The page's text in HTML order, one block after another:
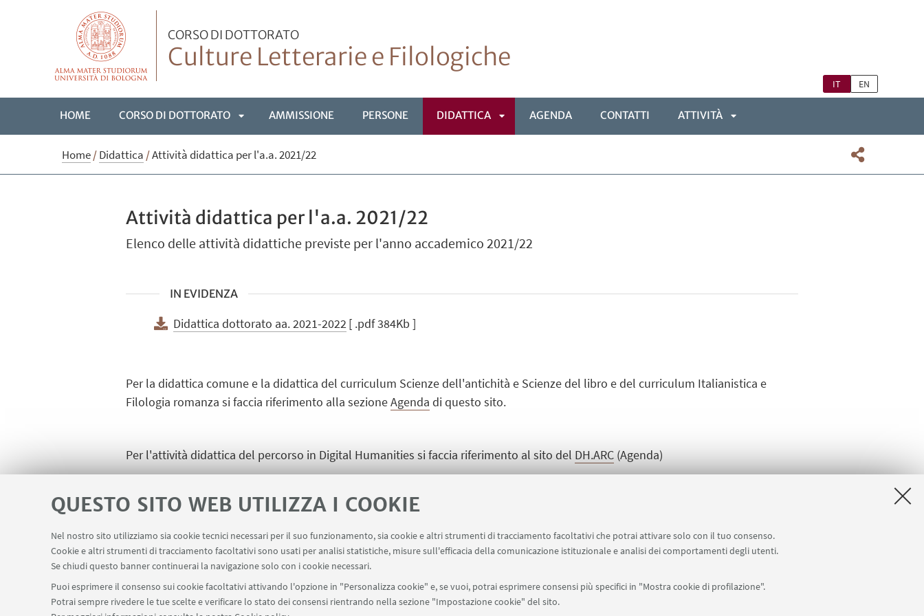
QUESTO SITO WEB UTILIZZA I COOKIE
Nel nostro sito utilizziamo sia cookie tecnici necessari per il suo funzionamento, sia cookie e altri strumenti di tracciamento facoltativi che potrai attivare solo con il tuo consenso.
Cookie e altri strumenti di tracciamento facoltativi sono usati per analisi statistiche, misure sull'efficacia della comunicazione istituzionale e analisi dei comportamenti degli utenti.
Se chiudi questo banner continuerai la navigazione solo con i cookie necessari.
Puoi esprimere il consenso sui cookie facoltativi attivando l'opzione in "Personalizza cookie" e, se vuoi, potrai esprimere consensi più specifici in "Mostra cookie di profilazione".
Potrai sempre rivedere le tue scelte e verificare lo stato dei consensi rientrando nella sezione "Impostazione cookie" del sito.
CORSO DI DOTTORATO
Culture Letterarie e Filologiche
IT EN
HOME CORSO DI DOTTORATO
APRI
AMMISSIONE PERSONE DIDATTICA AGENDA CONTATTI ATTIVITÀ
Home/Didattica /Attività didattica per l'a.a. 2021/22
Attività didattica per l'a.a. 2021/22
Elenco delle attività didattiche previste per l'anno accademico 2021/22
IN EVIDENZA
Didattica dottorato aa. 2021-2022[ .pdf 384Kb ]
Per la didattica comune e la didattica del curriculum Scienze dell'antichità e Scienze del libro e del curriculum Italianistica e
Filologia romanza si faccia riferimento alla sezioneAgenda di questo sito.
Per l'attività didattica del percorso in Digital Humanities si faccia riferimento al sito del DH.ARC (Agenda)
Per l'attività didattica del percorso in Linguistica si faccia riferimento al sito del